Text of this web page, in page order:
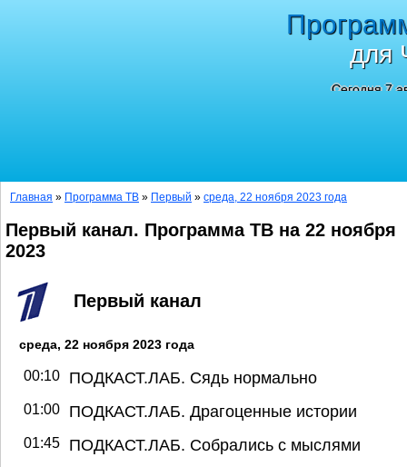
для
Сегодня 7
Главная » Программа ТВ » Первый » среда, 22 ноября 2023 года
Первый канал. Программа ТВ на 22 ноября
2023
Первый канал
среда, 22 ноября 2023 года
00:10 ПОДКАСТ.ЛАБ. Сядь нормально
01:00 ПОДКАСТ.ЛАБ. Драгоценные истории
01:45 ПОДКАСТ.ЛАБ. Собрались с мыслями